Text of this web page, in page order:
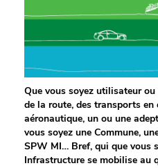
Que vous soyez utilisateur
de la route, des transports en
aéronautique, un ou une
vous soyez une Commune,
SPW MI… Bref, qui que vous
Infrastructure se mobilise au